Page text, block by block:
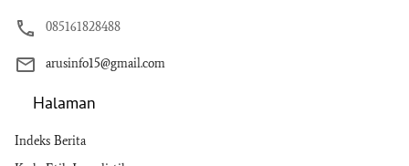
085161828488
arusinfo15@gmail.com
Halaman
Indeks Berita